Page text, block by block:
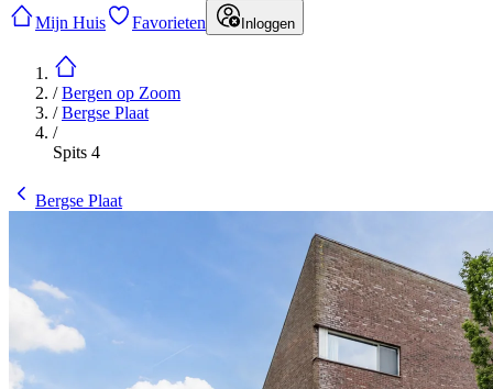
Mijn Huis Favorieten Inloggen
/Bergen op Zoom
/Bergse Plaat
/
Spits 4
Bergse Plaat